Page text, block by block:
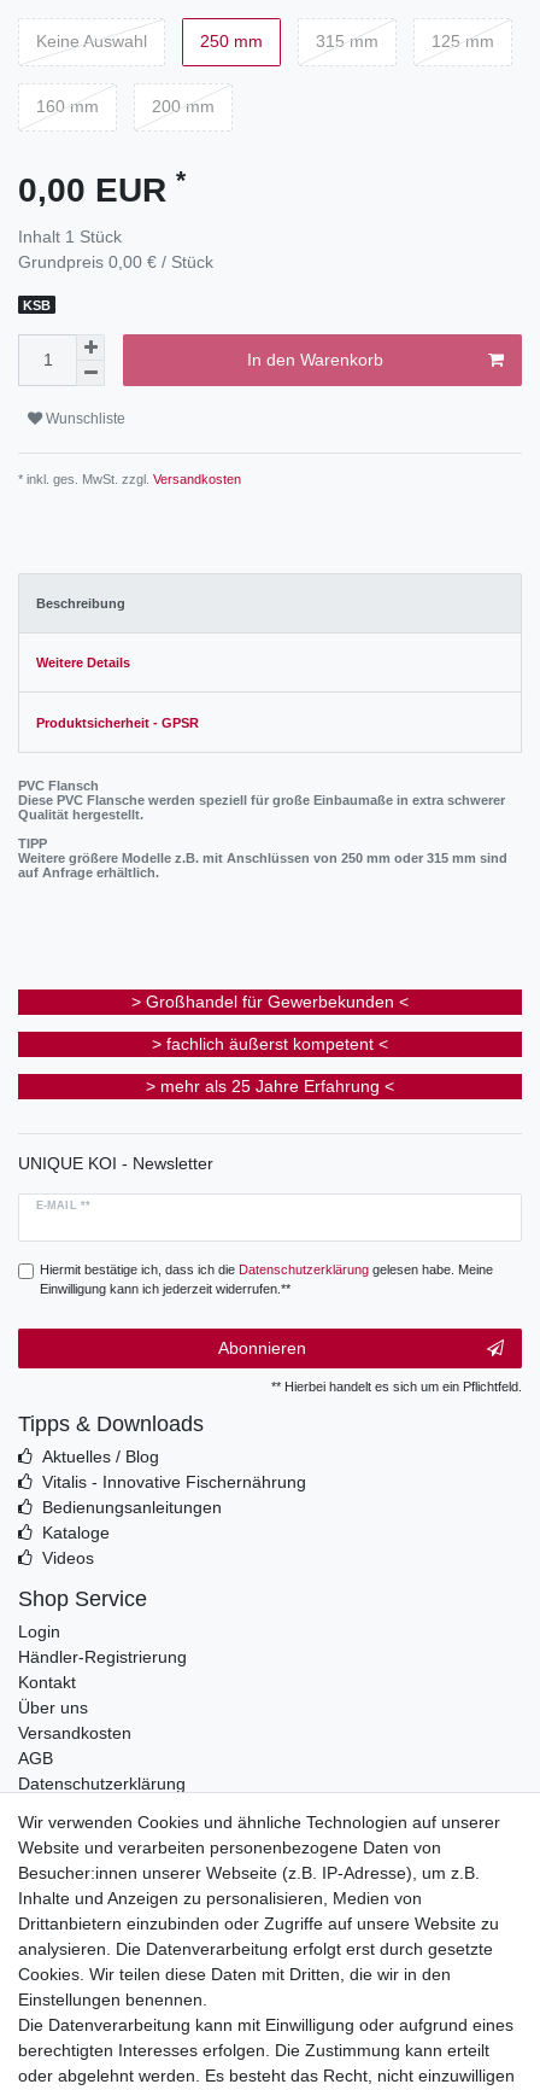
Keine Auswahl 250 mm 315 mm 125 mm
160 mm 200 mm
0,00 EUR *
Inhalt 1 Stück
Grundpreis 0,00 € / Stück
KSB
In den Warenkorb
Wunschliste
* inkl. ges. MwSt. zzgl. Versandkosten
Beschreibung
Weitere Details
Produktsicherheit - GPSR
PVC Flansch
Diese PVC Flansche werden speziell für große Einbaumaße in extra schwerer
Qualität hergestellt.
TIPP
Weitere größere Modelle z.B. mit Anschlüssen von 250 mm oder 315 mm sind
auf Anfrage erhältlich.
> Großhandel für Gewerbekunden <
> fachlich äußerst kompetent <
> mehr als 25 Jahre Erfahrung <
UNIQUE KOI - Newsletter
E-MAIL **
Hiermit bestätige ich, dass ich die Daten­schutz­erklärunggelesen habe. Meine
Einwilligung kann ich jederzeit widerrufen.**
Abonnieren
** Hierbei handelt es sich um ein Pflichtfeld.
Tipps & Downloads
Aktuelles / Blog
Vitalis - Innovative Fischernährung
Bedienungsanleitungen
Kataloge
Videos
Shop Service
Login
Händler-Registrierung
Kontakt
Über uns
Versandkosten
AGB
Datenschutzerklärung
Telefonische Beratung und Unterstützung für Händler unter:
+49 2851 5895-0
Montag - Donnerstag: 08.00 - 16.30 Uhr
Freitag: 08.00 - 16.00 Uhr
Wir sind ein Großhandel, bitte wenden Sie sich als
Endkunde direkt an Ihren örtlichen Fachhändler. Vielen
Dank!
Wir verwenden Cookies und ähnliche Technologien auf unserer
Website und verarbeiten personenbezogene Daten von
Besucher:innen unserer Webseite (z.B. IP-Adresse), um z.B.
Inhalte und Anzeigen zu personalisieren, Medien von
Drittanbietern einzubinden oder Zugriffe auf unsere Website zu
analysieren. Die Datenverarbeitung erfolgt erst durch gesetzte
Cookies. Wir teilen diese Daten mit Dritten, die wir in den
Einstellungen benennen.
Die Datenverarbeitung kann mit Einwilligung oder aufgrund eines
berechtigten Interesses erfolgen. Die Zustimmung kann erteilt
oder abgelehnt werden. Es besteht das Recht, nicht einzuwilligen